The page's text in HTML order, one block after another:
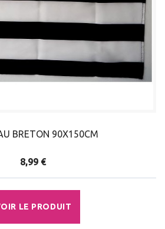
BRETON 90X150CM
8,99 €
LE PRODUIT